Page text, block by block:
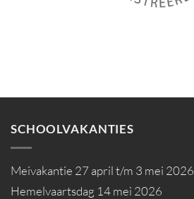
SCHOOLVAKANTIES
Meivakantie 27 april t/m 3 mei 2026
Hemelvaartsdag 14 mei 2026